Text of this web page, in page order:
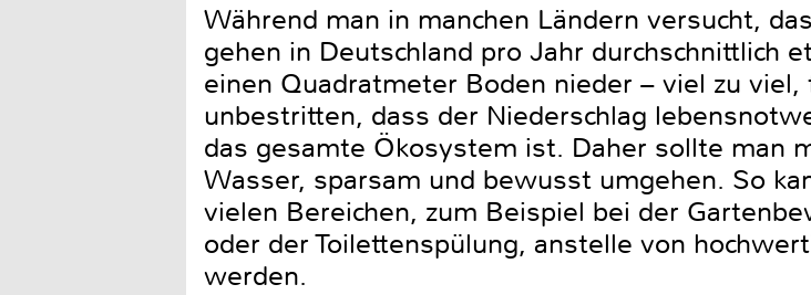
Während man in manchen Ländern versucht,
gehen in Deutschland pro Jahr durchschnittlich
einen Quadratmeter Boden nieder – viel zu
unbestritten, dass der Niederschlag
das gesamte Ökosystem ist. Daher sollte man
Wasser, sparsam und bewusst umgehen. So
vielen Bereichen, zum Beispiel bei der
oder der Toilettenspülung, anstelle von
werden.